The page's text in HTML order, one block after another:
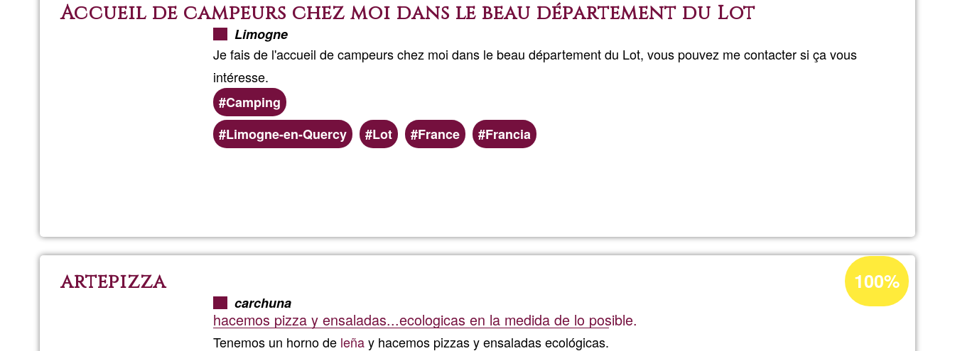
Accueil de campeurs chez moi dans le beau département du Lot
Limogne
Je fais de l'accueil de campeurs chez moi dans le beau département du Lot, vous pouvez me contacter si ça vous
intéresse.
Camping
Bevorzugte
(geografische)
Limogne-en-Quercy Lot France Francia
de
chez
artepizza
carchuna
hacemos pizza y ensaladas...ecologicas en la medida de lo posible.
Tenemos un horno de leñay hacemos pizzas y ensaladas ecológicas.
Prozentuale
Annahme
100%